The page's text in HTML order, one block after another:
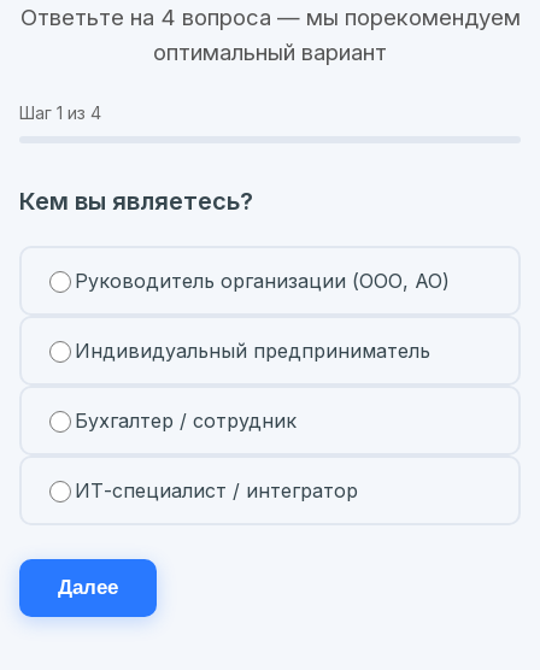
Ответьте на 4 вопроса — мы порекомендуем
оптимальный вариант
Шаг 1 из 4
Кем вы являетесь?
Руководитель организации (ООО, АО)
Индивидуальный предприниматель
Бухгалтер / сотрудник
ИТ-специалист / интегратор
Далее